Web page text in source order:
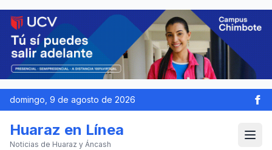
domingo, 9 de agosto de 2026
Huaraz en Línea
Noticias de Huaraz y Áncash